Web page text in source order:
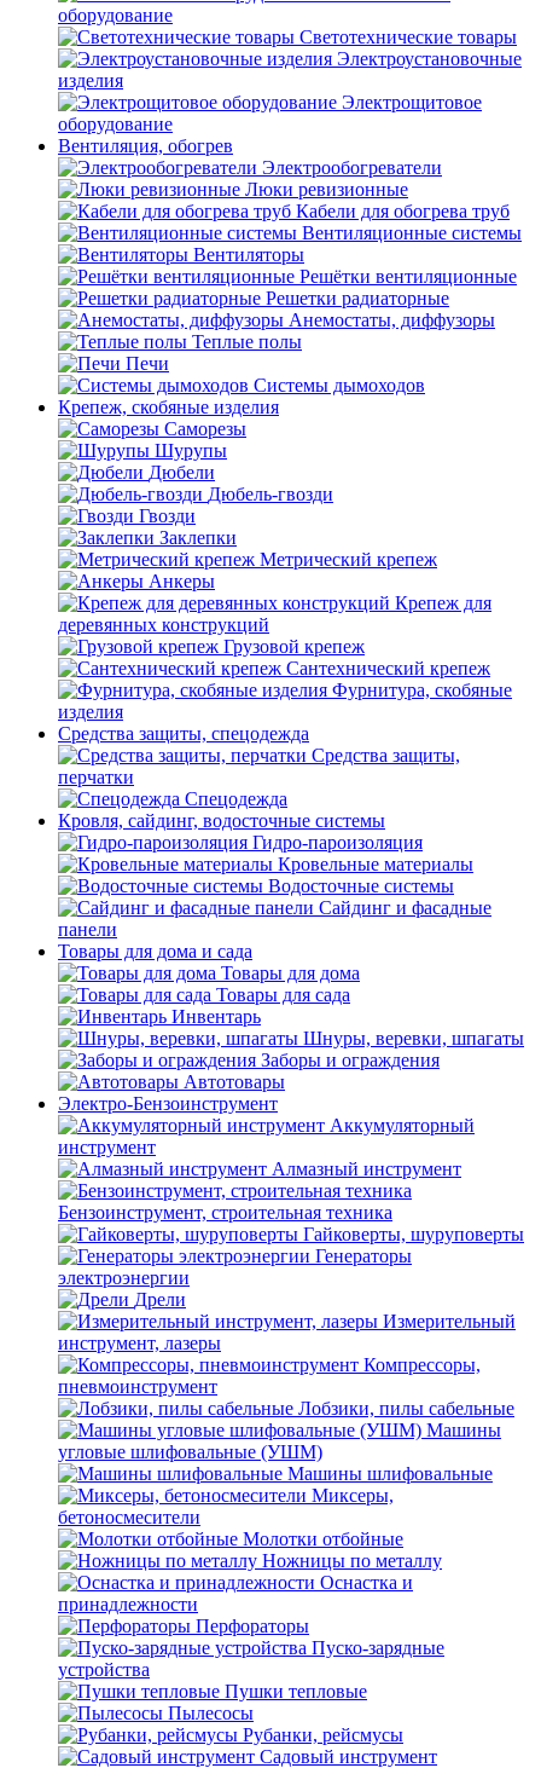
оборудование
Светотехнические товары
Электроустановочные
изделия
Электрощитовое
оборудование
Вентиляция, обогрев
Электрообогреватели
Люки ревизионные
Кабели для обогрева труб
Вентиляционные системы
Вентиляторы
Решётки вентиляционные
Решетки радиаторные
Анемостаты, диффузоры
Теплые полы
Печи
Системы дымоходов
Крепеж, скобяные изделия
Саморезы
Шурупы
Дюбели
Дюбель-гвозди
Гвозди
Заклепки
Метрический крепеж
Анкеры
Крепеж для
деревянных конструкций
Грузовой крепеж
Сантехнический крепеж
Фурнитура, скобяные
изделия
Средства защиты, спецодежда
Средства защиты,
перчатки
Спецодежда
Кровля, сайдинг, водосточные системы
Гидро-пароизоляция
Кровельные материалы
Водосточные системы
Сайдинг и фасадные
панели
Товары для дома и сада
Товары для дома
Товары для сада
Инвентарь
Шнуры, веревки, шпагаты
Заборы и ограждения
Автотовары
Электро-Бензоинструмент
Аккумуляторный
инструмент
Алмазный инструмент
Бензоинструмент, строительная техника
Гайковерты, шуруповерты
Генераторы
электроэнергии
Дрели
Измерительный
инструмент, лазеры
Компрессоры,
пневмоинструмент
Лобзики, пилы сабельные
Машины
угловые шлифовальные (УШМ)
Машины шлифовальные
Миксеры,
бетоносмесители
Молотки отбойные
Ножницы по металлу
Оснастка и
принадлежности
Перфораторы
Пуско-зарядные
устройства
Пушки тепловые
Пылесосы
Рубанки, рейсмусы
Садовый инструмент